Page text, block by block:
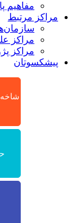
مفاهیم پایه
مراکز مرتبط
سازمان‌ها
مراکز
مراکز
پیشکسوتان